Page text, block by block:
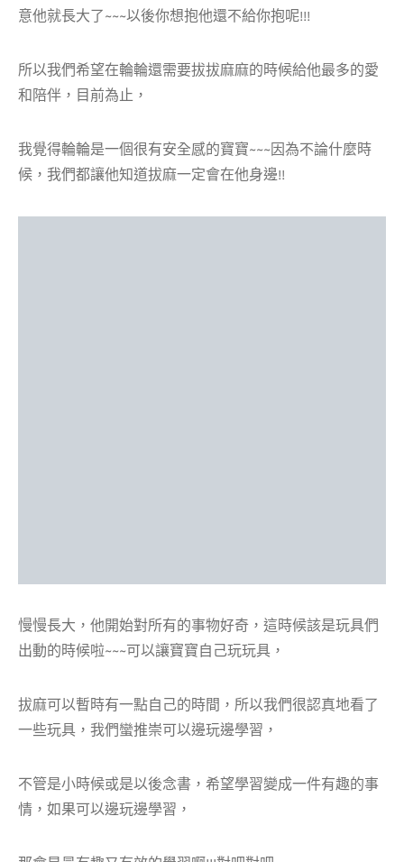
意他就長大了~~~以後你想抱他還不給你抱呢!!!
所以我們希望在輪輪還需要拔拔麻麻的時候給他最多的愛
和陪伴，目前為止，
我覺得輪輪是一個很有安全感的寶寶~~~因為不論什麼時
候，我們都讓他知道拔麻一定會在他身邊!!
慢慢長大，他開始對所有的事物好奇，這時候該是玩具們
出動的時候啦~~~可以讓寶寶自己玩玩具，
拔麻可以暫時有一點自己的時間，所以我們很認真地看了
一些玩具，我們蠻推崇可以邊玩邊學習，
不管是小時候或是以後念書，希望學習變成一件有趣的事
情，如果可以邊玩邊學習，